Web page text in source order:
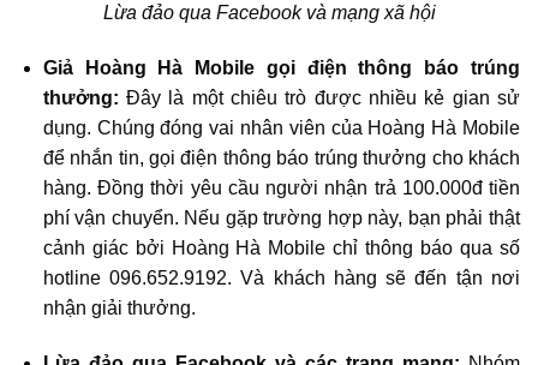
Lừa đảo qua Facebook và mạng xã hội
Giả Hoàng Hà Mobile gọi điện thông báo trúng
thưởng:Đây là một chiêu trò được nhiều kẻ gian sử
dụng. Chúng đóng vai nhân viên của Hoàng Hà Mobile
để nhắn tin, gọi điện thông báo trúng thưởng cho khách
hàng. Đồng thời yêu cầu người nhận trả 100.000đ tiền
phí vận chuyển. Nếu gặp trường hợp này, bạn phải thật
cảnh giác bởi Hoàng Hà Mobile chỉ thông báo qua số
hotline 096.652.9192. Và khách hàng sẽ đến tận nơi
nhận giải thưởng.